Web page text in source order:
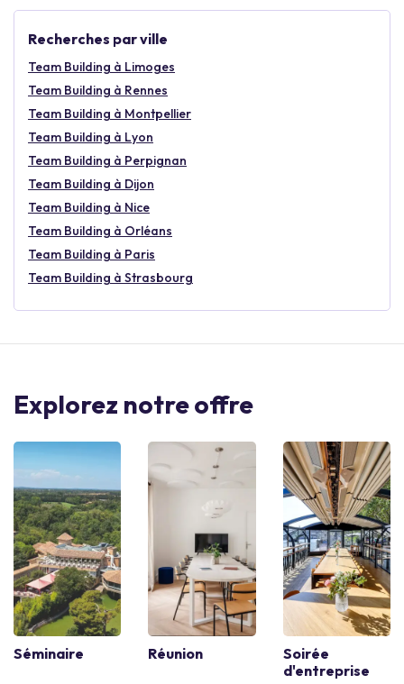
Recherches par ville
Team Building à Limoges
Team Building à Rennes
Team Building à Montpellier
Team Building à Lyon
Team Building à Perpignan
Team Building à Dijon
Team Building à Nice
Team Building à Orléans
Team Building à Paris
Team Building à Strasbourg
Explorez notre offre
Séminaire Réunion
Soirée
d'entreprise